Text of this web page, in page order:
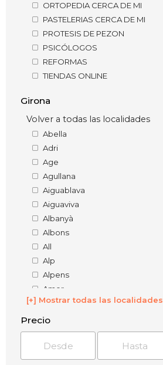
ORTOPEDIA CERCA DE MI
PASTELERIAS CERCA DE MI
PROTESIS DE PEZON
PSICÓLOGOS
REFORMAS
TIENDAS ONLINE
Girona
Volver a todas las localidades
Abella
Adri
Age
Agullana
Aiguablava
Aiguaviva
Albanyà
Albons
All
Alp
Alpens
Amer
Anglès
Arbúcies
Argelaguer
Arnera
Avinyonet de Puigventós
[+] Mostrar todas las localidades
Precio